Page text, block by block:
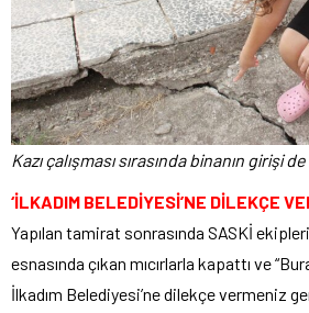
Kazı çalışması sırasında binanın girişi
‘İLKADIM BELEDİYESİ’NE DİLEKÇE
Yapılan tamirat sonrasında SASKİ
esnasında çıkan mıcırlarla kapattı ve
İlkadım Belediyesi’ne dilekçe vermeniz